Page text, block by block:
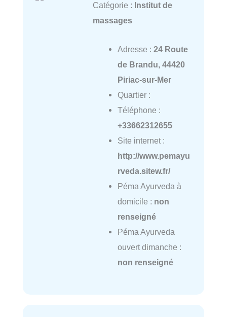
Catégorie : Institut de
massages
Adresse : 24 Route
de Brandu, 44420
Piriac-sur-Mer
Quartier :
Téléphone :
+33662312655
Site internet :
http://www.pemayu
rveda.sitew.fr/
Péma Ayurveda à
domicile : non
renseigné
Péma Ayurveda
ouvert dimanche :
non renseigné